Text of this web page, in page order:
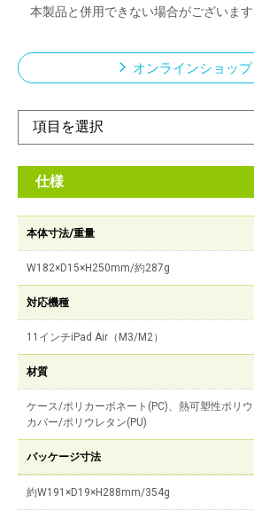
本製品と併用できない場合がございます
オンラインショップ
仕様
本体寸法/重量
W182×D15×H250mm/約287g
対応機種
11インチiPad Air（M3/M2）
材質
ケース/ポリカーボネート(PC)、熱可塑性ポリ
カバー/ポリウレタン(PU)
パッケージ寸法
約W191×D19×H288mm/354g